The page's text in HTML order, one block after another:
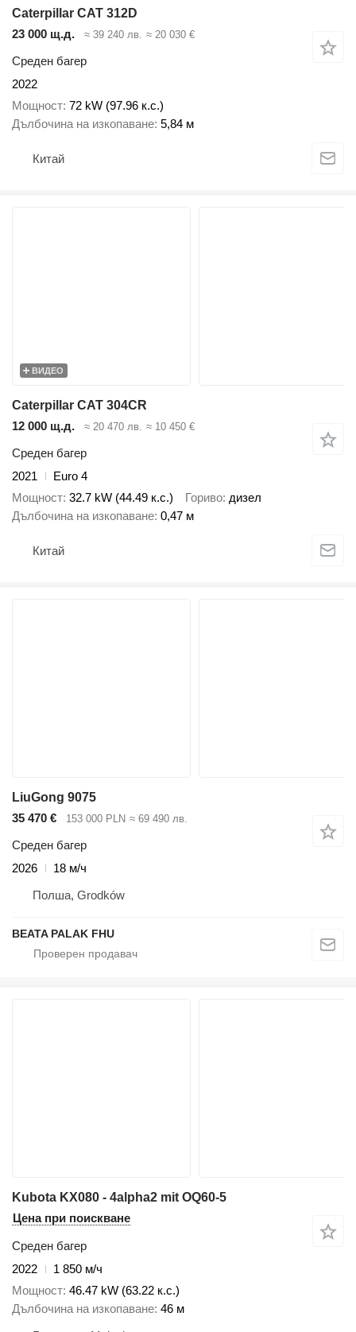
Caterpillar CAT 312D
23 000 щ.д.
≈ 39 240 лв. ≈ 20 030 €
Среден багер
2022
Мощност 72 kW (97.96 к.с.)
Дълбочина на изкопаване 5,84 м
Китай
ВИДЕО
Caterpillar CAT 304CR
12 000 щ.д.
≈ 20 470 лв. ≈ 10 450 €
Среден багер
2021
Euro 4
Мощност 32.7 kW (44.49 к.с.) Гориво дизел
Дълбочина на изкопаване 0,47 м
Китай
LiuGong 9075
35 470 €
153 000 PLN ≈ 69 490 лв.
Среден багер
2026
18 м/ч
Полша, Grodków
BEATA PALAK FHU
Kubota KX080 - 4alpha2 mit OQ60-5
Цена при поискване
Среден багер
2022
1 850 м/ч
Мощност 46.47 kW (63.22 к.с.)
Дълбочина на изкопаване 46 м